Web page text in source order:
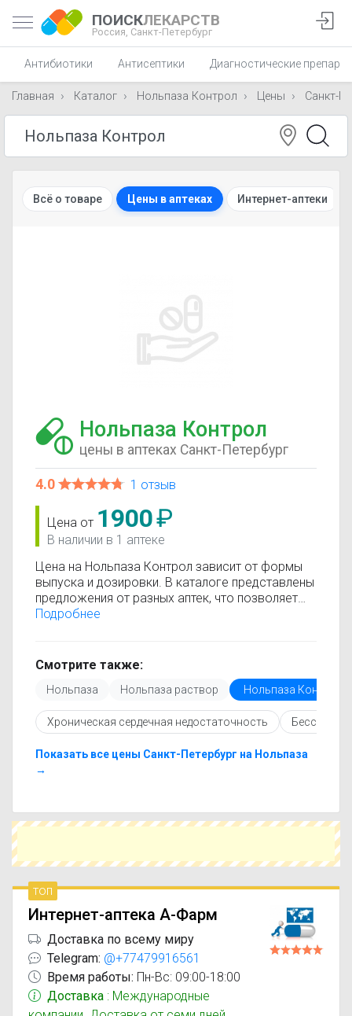
ПОИСКЛЕКАРСТВ
Россия, Санкт-Петербург
Антибиотики Антисептики Диагностические
Главная Каталог Нольпаза Контрол Цены Санкт-
Всё о товаре Цены в аптеках Интернет-аптеки
Нольпаза Контрол
цены в аптеках Санкт-Петербург
4.0 1 отзыв
Цена от 1900₽
В наличии в 1 аптеке
Цена на Нольпаза Контрол зависит от формы
выпуска и дозировки. В каталоге представлены
предложения от разных аптек, что позволяет
быстро найти, где купить Нольпаза Контрол по
только актуальные данные.
Перед покупкой рекомендуется ознакомиться с
инструкцией по применению, показаниями и
противопоказаниями. При необходимости вы
можете подобрать аналоги Нольпаза Контрол
доступной ценой.
Чтобы купить Нольпаза Контрол в ближайшей
и выбрать оптимальный вариант по цене и
Подробнее
Смотрите также:
Нольпаза Нольпаза раствор Нольпаза Контрол
Хроническая сердечная недостаточность
Показать все цены Санкт-Петербург на Нольпаза
→
топ
Интернет-аптека А-Фарм
Доставка по всему миру
Telegram: @+77479916561
Время работы: Пн-Вс: 09:00-18:00
Доставка : Международные